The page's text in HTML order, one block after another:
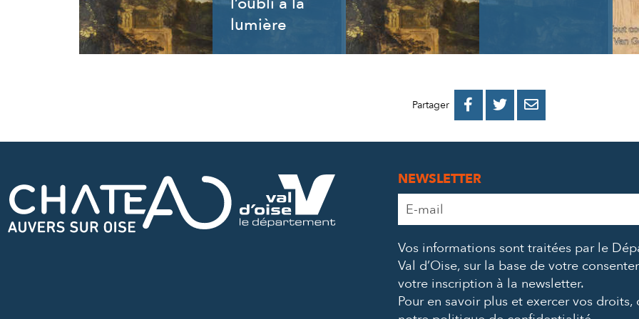
lumière
Partager 
PARTAGER
PARTAGER
PARTAGER
NEWSLETTER
Adresse
e-
*
Vos informations sont traitées par le
Val d’Oise, sur la base de votre
votre inscription à la newsletter.
Pour en savoir plus et exercer vos droits,